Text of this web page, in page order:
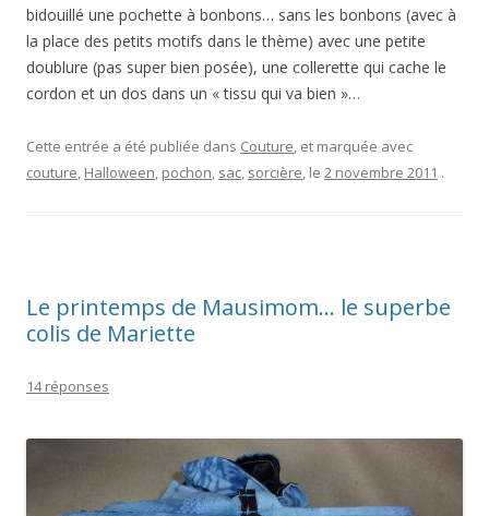
bidouillé une pochette à bonbons… sans les bonbons (avec à
la place des petits motifs dans le thème) avec une petite
doublure (pas super bien posée), une collerette qui cache le
cordon et un dos dans un « tissu qui va bien »…
Cette entrée a été publiée dans Couture, et marquée avec
couture, Halloween, pochon, sac, sorcière, le 2 novembre 2011 .
Le printemps de Mausimom… le superbe
colis de Mariette
14 réponses